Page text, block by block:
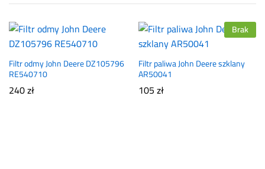
Filtr odmy John Deere DZ105796
RE540710
240zł
Brak
Filtr paliwa John Deere szklany
AR50041
105zł